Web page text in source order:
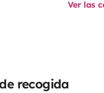
Ver las
recogida